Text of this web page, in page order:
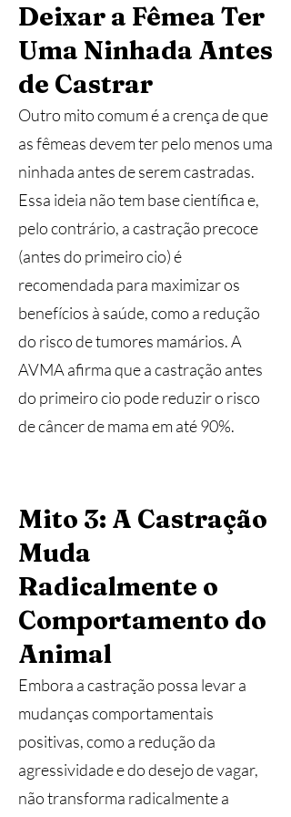
Deixar a Fêmea Ter
Uma Ninhada Antes
de Castrar
Outro mito comum é a crença de que
as fêmeas devem ter pelo menos uma
ninhada antes de serem castradas.
Essa ideia não tem base científica e,
pelo contrário, a castração precoce
(antes do primeiro cio) é
recomendada para maximizar os
benefícios à saúde, como a redução
do risco de tumores mamários. A
AVMA afirma que a castração antes
do primeiro cio pode reduzir o risco
de câncer de mama em até 90%.
Mito 3: A Castração
Muda
Radicalmente o
Comportamento do
Animal
Embora a castração possa levar a
mudanças comportamentais
positivas, como a redução da
agressividade e do desejo de vagar,
não transforma radicalmente a